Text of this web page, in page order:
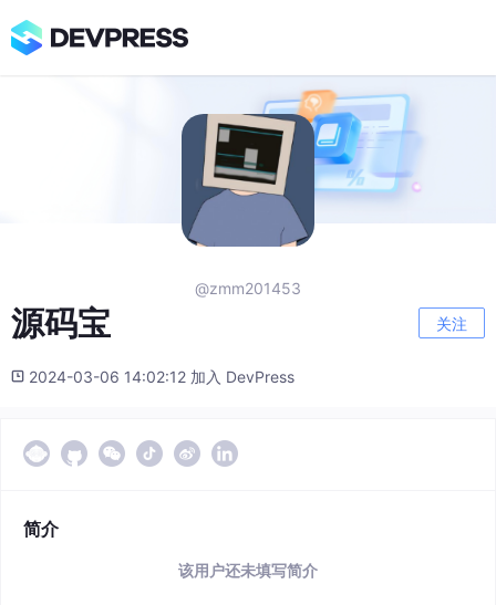
@zmm201453
源码宝 关注
2024-03-06 14:02:12 加入 DevPress
简介
该用户还未填写简介